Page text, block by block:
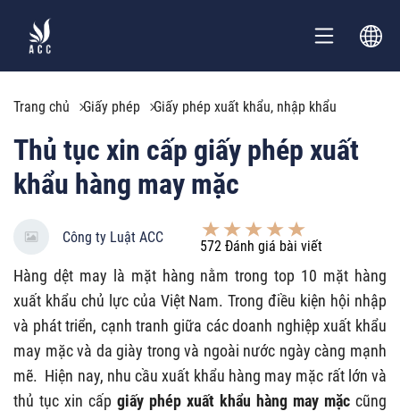
Trang chủ Giấy phép Giấy phép xuất khẩu, nhập khẩu
Thủ tục xin cấp giấy phép xuất
khẩu hàng may mặc
Công ty Luật ACC
572 Đánh giá bài viết
Hàng dệt may là mặt hàng nằm trong top 10 mặt hàng
xuất khẩu chủ lực của Việt Nam. Trong điều kiện hội nhập
và phát triển, cạnh tranh giữa các doanh nghiệp xuất khẩu
may mặc và da giày trong và ngoài nước ngày càng mạnh
mẽ. Hiện nay, nhu cầu xuất khẩu hàng may mặc rất lớn và
thủ tục xin cấp giấy phép xuất khẩu hàng may mặc cũng